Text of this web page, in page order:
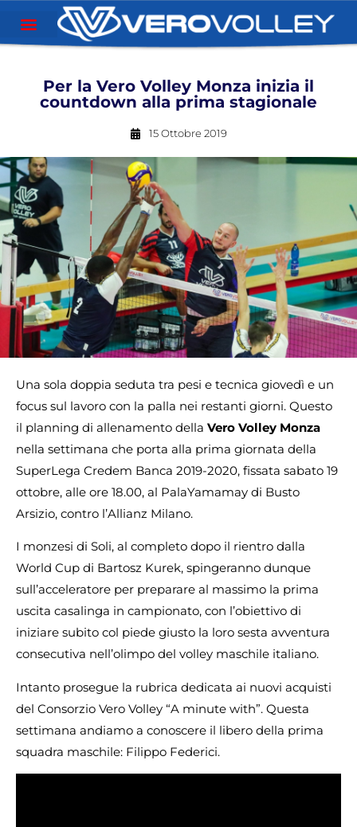
Per la Vero Volley Monza inizia il
countdown alla prima stagionale
15 Ottobre 2019
Una sola doppia seduta tra pesi e tecnica giovedì e un
focus sul lavoro con la palla nei restanti giorni. Questo
il planning di allenamento della Vero Volley Monza
nella settimana che porta alla prima giornata della
SuperLega Credem Banca 2019-2020, fissata sabato 19
ottobre, alle ore 18.00, al PalaYamamay di Busto
Arsizio, contro l’Allianz Milano.
I monzesi di Soli, al completo dopo il rientro dalla
World Cup di Bartosz Kurek, spingeranno dunque
sull’acceleratore per preparare al massimo la prima
uscita casalinga in campionato, con l’obiettivo di
iniziare subito col piede giusto la loro sesta avventura
consecutiva nell’olimpo del volley maschile italiano.
Intanto prosegue la rubrica dedicata ai nuovi acquisti
del Consorzio Vero Volley “A minute with”. Questa
settimana andiamo a conoscere il libero della prima
squadra maschile: Filippo Federici.